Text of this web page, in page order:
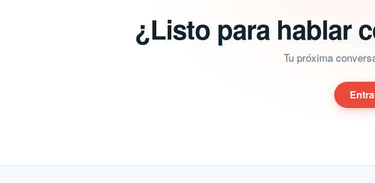
¿Listo para hablar
Tu próxima